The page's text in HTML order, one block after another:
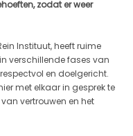
zodat er weer
Instituut, heeft ruime
verschillende fases van
en doelgericht.
met elkaar in gesprek te
vertrouwen en het